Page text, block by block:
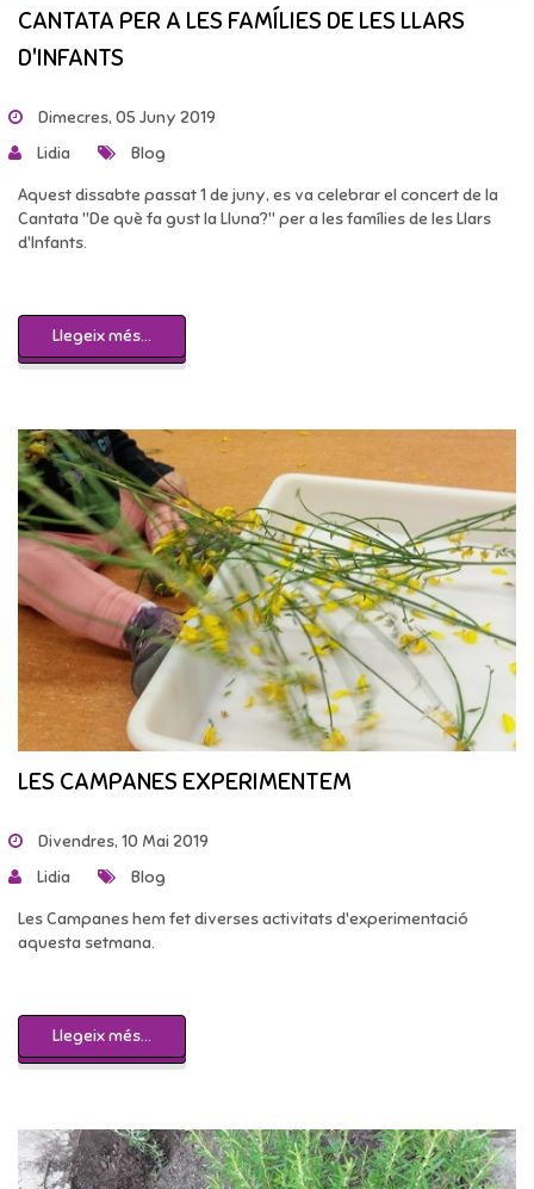
CANTATA PER A LES FAMÍLIES DE LES LLARS
D'INFANTS
Dimecres, 05 Juny 2019
Lidia
Blog
Aquest dissabte passat 1 de juny, es va celebrar el concert de la
Cantata "De què fa gust la Lluna?" per a les famílies de les Llars
d'Infants.
Llegeix més...
LES CAMPANES EXPERIMENTEM
Divendres, 10 Mai 2019
Lidia
Blog
Les Campanes hem fet diverses activitats d'experimentació
aquesta setmana.
Llegeix més...